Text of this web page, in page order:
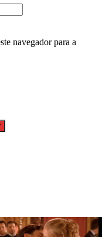
navegador para a